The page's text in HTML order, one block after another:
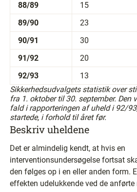
88/89
15
89/90
23
90/91
30
91/92
20
92/93
13
Sikkerhedsudvalgets statistik over
fra 1. oktober til 30. september. Den
fald i rapporteringen af uheld i 92/
startede, i forhold til året før.
Beskriv uheldene
Det er almindelig kendt, at hvis en
interventionsundersøgelse fortsat
den følges op i en eller anden form.
effekten udelukkende ved de anførte